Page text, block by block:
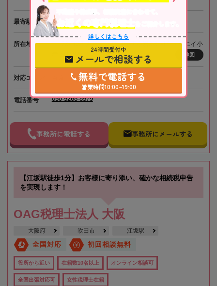
最寄駅 JR「小岩駅」徒歩3分
所在地
〒133-0057 東京都江戸川区西小岩3-31-14 トーエイ小
地図
対応エリア 東京、全国オンライン相談可
電話番号 050-5268-8579
事務所に電話する 事務所にメールする
【江坂駅徒歩1分】お客様に寄り添い、確かな相続税申告
を実現します！
OAG税理士法人 大阪
大阪府 吹田市 江坂駅
全国対応 初回相談無料
役所から近い 在籍数10名以上 オンライン相談可
全国出張対応可 女性税理士在籍
不動産や株式等、相続資産に合わせて、
お近くの専門税理士
をご紹介します。
詳しくはこちら
24時間受付中
メールで相談する
無料で電話する
営業時間10:00~19:00